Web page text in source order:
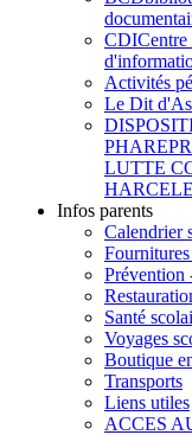
CDICentre
Activités
Le Dit
PHARE
LUTTE
Infos parents
Calendrier
Prévention
Santé
Voyages
Boutique
Transports
Liens utiles
ACCES